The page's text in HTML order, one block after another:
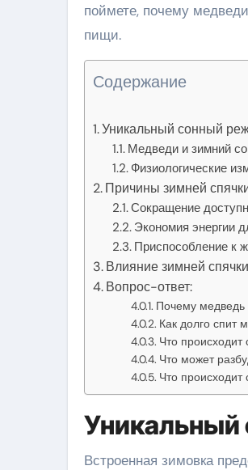
поймете, почему
пищи.
Содержание
Уникальный сонный
Медведи и зимний
Физиологические
Причины зимней
Сокращение
Экономия энергии
Приспособление к
Влияние зимней
Вопрос-ответ:
Почему медведь
Как долго спит
Что
Что может
Что
Встроенная зимовка